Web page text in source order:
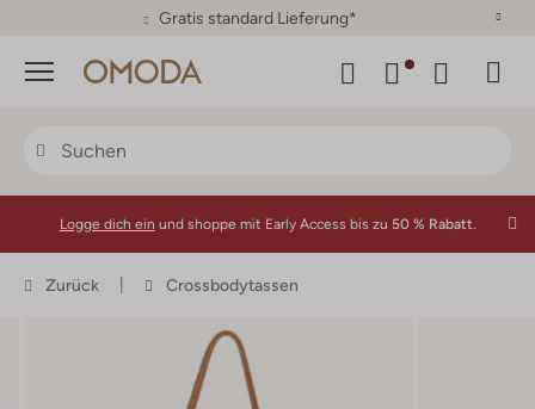
30 Tage Rückgaberecht
Menü
Logge dich ein und shoppe mit Early Access bis zu 50 % Rabatt.
Zurück Crossbodytassen